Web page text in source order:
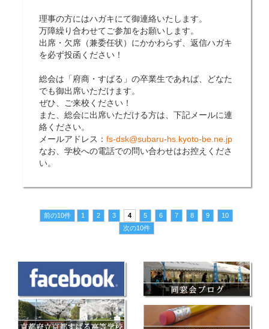
理事の方にはハガキにて御連絡いたします。
万障繰り合わせてご参加をお願いします。
出席・欠席（兼委任状）にかかわらず、返信ハガキ
を必ず投函ください！
総会は「府商・すばる」の卒業生であれば、どなた
でも御出席いただけます。
ぜひ、ご来校ください！
また、総会に出席いただける方は、下記メールに連
絡ください。
メールアドレス： fs-dsk@subaru-hs.kyoto-be.ne.jp
なお、学校への電話での問い合わせはお控えくださ
い。
前の10件 1 2 3 4 5 6 7 8 9
10
次の10件